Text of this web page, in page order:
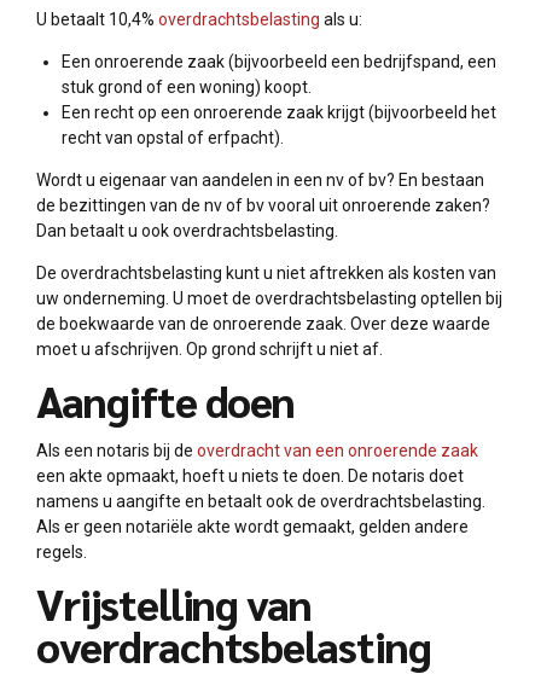
U betaalt 10,4% overdrachtsbelasting als u:
Een onroerende zaak (bijvoorbeeld een bedrijfspand, een
stuk grond of een woning) koopt.
Een recht op een onroerende zaak krijgt (bijvoorbeeld het
recht van opstal of erfpacht).
Wordt u eigenaar van aandelen in een nv of bv? En bestaan
de bezittingen van de nv of bv vooral uit onroerende zaken?
Dan betaalt u ook overdrachtsbelasting.
De overdrachtsbelasting kunt u niet aftrekken als kosten van
uw onderneming. U moet de overdrachtsbelasting optellen bij
de boekwaarde van de onroerende zaak. Over deze waarde
moet u afschrijven. Op grond schrijft u niet af.
Aangifte doen
Als een notaris bij de overdracht van een onroerende zaak
een akte opmaakt, hoeft u niets te doen. De notaris doet
namens u aangifte en betaalt ook de overdrachtsbelasting.
Als er geen notariële akte wordt gemaakt, gelden andere
regels.
Vrijstelling van
overdrachtsbelasting